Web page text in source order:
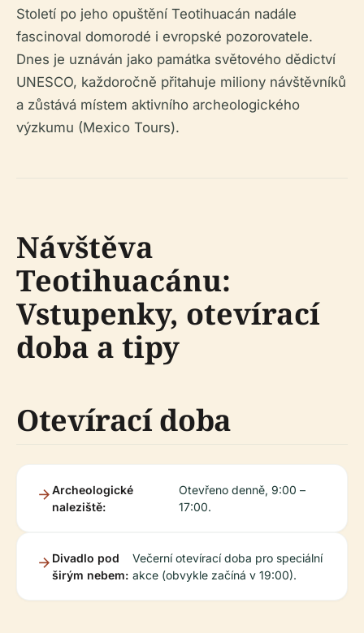
Století po jeho opuštění Teotihuacán nadále
fascinoval domorodé i evropské pozorovatele.
Dnes je uznáván jako památka světového dědictví
UNESCO, každoročně přitahuje miliony návštěvníků
a zůstává místem aktivního archeologického
výzkumu (Mexico Tours).
Návštěva
Teotihuacánu:
Vstupenky, otevírací
doba a tipy
Otevírací doba
Archeologické
naleziště:
Otevřeno denně, 9:00 –
17:00.
Divadlo pod
širým nebem:
Večerní otevírací doba pro speciální
akce (obvykle začíná v 19:00).